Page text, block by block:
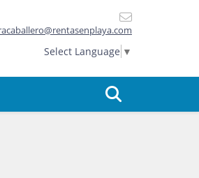
Select Language ▼